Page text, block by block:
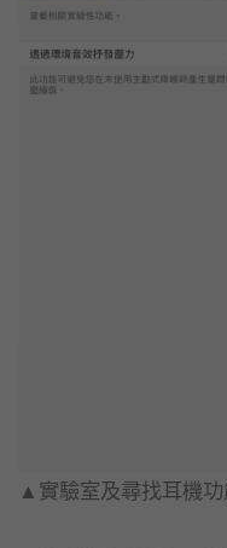
▲實驗室及尋找耳機功